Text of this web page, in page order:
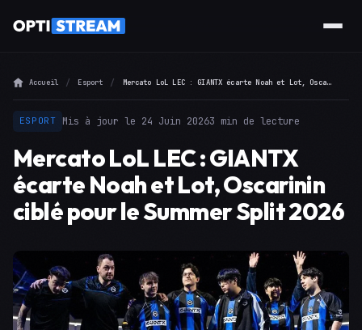
Accueil Esport Mercato LoL LEC : GIANTX écarte Noah et Lot, Oscarinin ciblé pour le Summer Split 2026
ESPORT Mis à jour le 24 Juin 20263 min de lecture
Mercato LoL LEC : GIANTX
écarte Noah et Lot, Oscarinin
ciblé pour le Summer Split 2026